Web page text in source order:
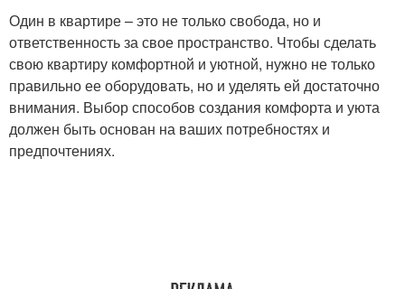
Один в квартире – это не только свобода, но и
ответственность за свое пространство. Чтобы сделать
свою квартиру комфортной и уютной, нужно не только
правильно ее оборудовать, но и уделять ей достаточно
внимания. Выбор способов создания комфорта и уюта
должен быть основан на ваших потребностях и
предпочтениях.